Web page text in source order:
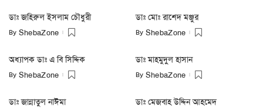
ডাঃ জহিরুল ইসলাম চৌধুরী
By ShebaZone
ডাঃ মোঃ রাশেদ মঞ্জুর
By ShebaZone
অধ্যাপক ডাঃ এ বি সিদ্দিক
By ShebaZone
ডাঃ মাহমুদুল হাসান
By ShebaZone
ডাঃ জান্নাতুল নাঈমা ডাঃ মেজবাহ উদ্দিন আহমেদ